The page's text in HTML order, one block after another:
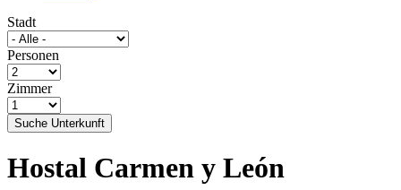
Stadt
Personen
Zimmer
Suche Unterkunft
Hostal Carmen y León